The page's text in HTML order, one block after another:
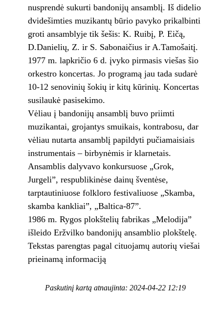
nusprendė sukurti bandonijų ansamblį. Iš didelio
dvidešimties muzikantų būrio pavyko prikalbinti
groti ansamblyje tik šešis: K. Ruibį, P. Eičą,
D.Danielių, Z. ir S. Sabonaičius ir A.Tamošaitį.
1977 m. lapkričio 6 d. įvyko pirmasis viešas šio
orkestro koncertas. Jo programą jau tada sudarė
10-12 senovinių šokių ir kitų kūrinių. Koncertas
susilaukė pasisekimo.
Vėliau į bandonijų ansamblį buvo priimti
muzikantai, grojantys smuikais, kontrabosu, dar
vėliau nutarta ansamblį papildyti pučiamaisiais
instrumentais – birbynėmis ir klarnetais.
Ansamblis dalyvavo konkursuose „Grok,
Jurgeli”, respublikinėse dainų šventėse,
tarptautiniuose folkloro festivaliuose „Skamba,
skamba kankliai”, „Baltica-87”.
1986 m. Rygos plokštelių fabrikas „Melodija”
išleido Eržvilko bandonijų ansamblio plokštelę.
Tekstas parengtas pagal cituojamų autorių viešai
prieinamą informaciją
Paskutinį kartą atnaujinta: 2024-04-22 12:19